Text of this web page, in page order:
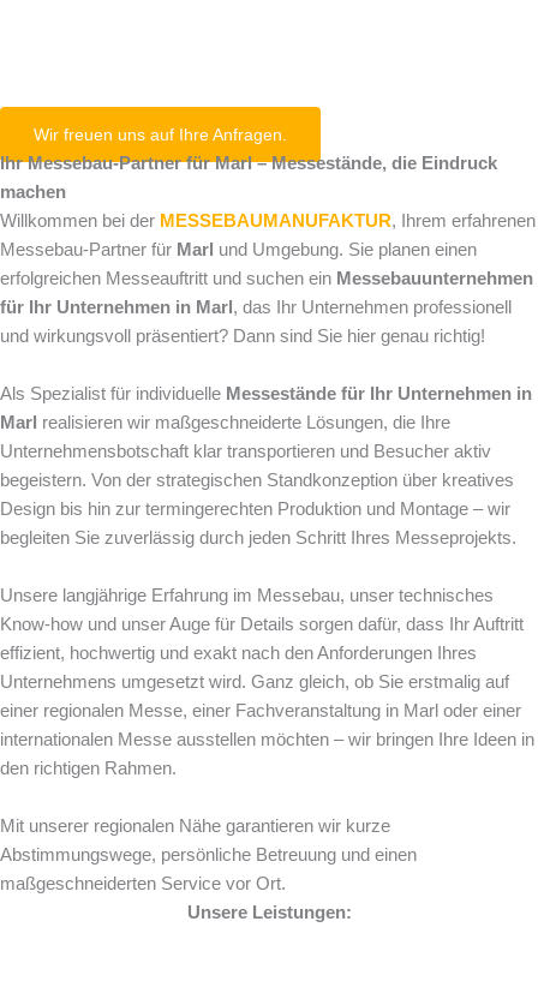
Wir freuen uns auf Ihre Anfragen.
Ihr Messebau-Partner für Marl – Messestände, die Eindruck
machen
Willkommen bei der MESSEBAUMANUFAKTUR, Ihrem erfahrenen
Messebau-Partner für Marl und Umgebung. Sie planen einen
erfolgreichen Messeauftritt und suchen ein Messebauunternehmen
für Ihr Unternehmen in Marl , das Ihr Unternehmen professionell
und wirkungsvoll präsentiert? Dann sind Sie hier genau richtig!
Als Spezialist für individuelle Messestände für Ihr Unternehmen in
Marl realisieren wir maßgeschneiderte Lösungen, die Ihre
Unternehmensbotschaft klar transportieren und Besucher aktiv
begeistern. Von der strategischen Standkonzeption über kreatives
Design bis hin zur termingerechten Produktion und Montage – wir
begleiten Sie zuverlässig durch jeden Schritt Ihres Messeprojekts.
Unsere langjährige Erfahrung im Messebau, unser technisches
Know-how und unser Auge für Details sorgen dafür, dass Ihr Auftritt
effizient, hochwertig und exakt nach den Anforderungen Ihres
Unternehmens umgesetzt wird. Ganz gleich, ob Sie erstmalig auf
einer regionalen Messe, einer Fachveranstaltung in Marl oder einer
internationalen Messe ausstellen möchten – wir bringen Ihre Ideen in
den richtigen Rahmen.
Mit unserer regionalen Nähe garantieren wir kurze
Abstimmungswege, persönliche Betreuung und einen
maßgeschneiderten Service vor Ort.
Unsere Leistungen: